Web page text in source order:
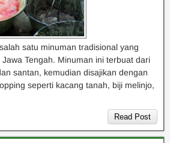
satu minuman tradisional yang
Tengah. Minuman ini terbuat dari
santan, kemudian disajikan dengan
seperti kacang tanah, biji melinjo,
Read Post